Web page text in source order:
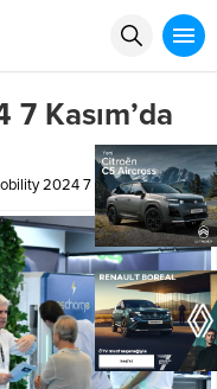
Kasım’da
2024 7 Kasım’da başlıyor